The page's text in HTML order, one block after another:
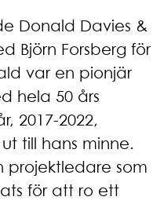
Donald Davies &
Björn Forsberg för
var en pionjär
hela 50 års
2017-2022,
till hans minne.
projektledare som
för att ro ett